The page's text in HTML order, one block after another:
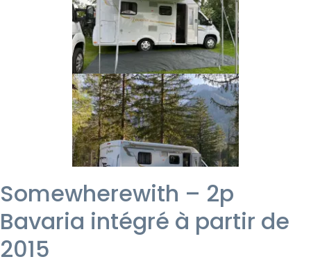
Somewherewith – 2p
Bavaria intégré à partir de
2015